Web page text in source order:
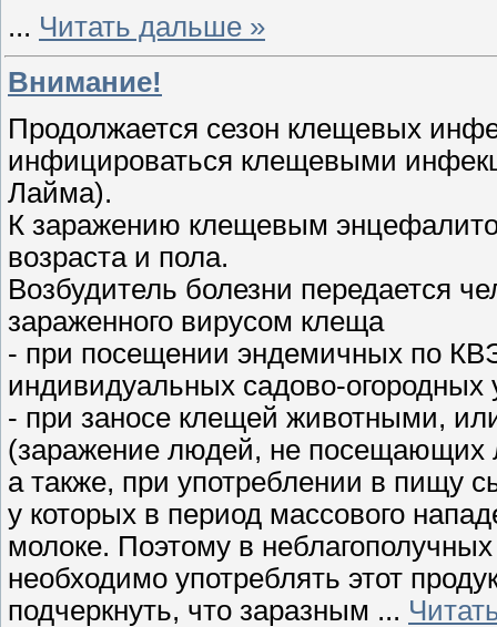
... Читать дальше »
Внимание!
Продолжается сезон клещевых
инфицироваться клещевыми
Лайма).
К заражению клещевым
возраста и пола.
Возбудитель болезни передается
зараженного вирусом клеща
- при посещении эндемичных по
индивидуальных садово-огородных
- при заносе клещей животными,
(заражение людей, не посещающих
а также, при употреблении в пищу
у которых в период массового
молоке. Поэтому в
необходимо употреблять этот
подчеркнуть, что заразным ...